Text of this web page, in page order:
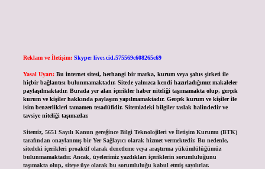
Reklam ve İletişim: Skype: live:.cid.575569c608265c69
Yasal Uyarı: Bu internet sitesi, herhangi bir marka, kurum veya şahıs şirketi ile
hiçbir bağlantısı bulunmamaktadır. Sitede yalnızca kendi hazırladığımız makaleler
paylaşılmaktadır. Burada yer alan içerikler haber niteliği taşımamakta olup, gerçek
kurum ve kişiler hakkında paylaşım yapılmamaktadır. Gerçek kurum ve kişiler ile
isim benzerlikleri tamamen tesadüfidir. Sitemizdeki bilgiler taslak halindedir ve
tavsiye niteliği taşımazlar.
Sitemiz, 5651 Sayılı Kanun gereğince Bilgi Teknolojileri ve İletişim Kurumu (BTK)
tarafından onaylanmış bir Yer Sağlayıcı olarak hizmet vermektedir. Bu nedenle,
sitedeki içerikleri proaktif olarak denetleme veya araştırma yükümlülüğümüz
bulunmamaktadır. Ancak, üyelerimiz yazdıkları içeriklerin sorumluluğunu
taşımakta olup, siteye üye olarak bu sorumluluğu kabul etmiş sayılırlar.